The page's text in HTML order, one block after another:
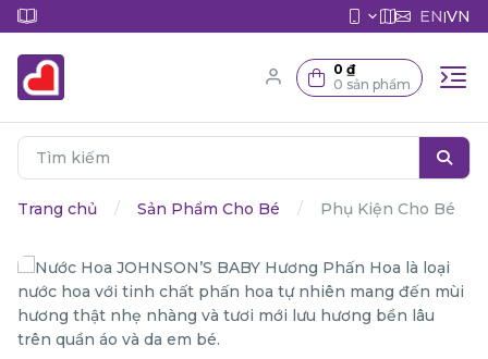
EN|VN
0 ₫
0 sản phẩm
Trang chủ Sản Phẩm Cho Bé Phụ Kiện Cho Bé